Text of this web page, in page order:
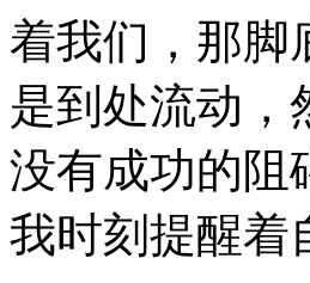
着我们，那脚
是到处流动，
没有成功的阻
我时刻提醒着